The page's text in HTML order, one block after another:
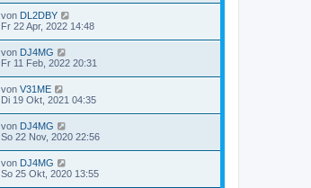
von DL2DBY
Fr 22 Apr, 2022 14:48
von DJ4MG
Fr 11 Feb, 2022 20:31
von V31ME
Di 19 Okt, 2021 04:35
von DJ4MG
So 22 Nov, 2020 22:56
von DJ4MG
So 25 Okt, 2020 13:55